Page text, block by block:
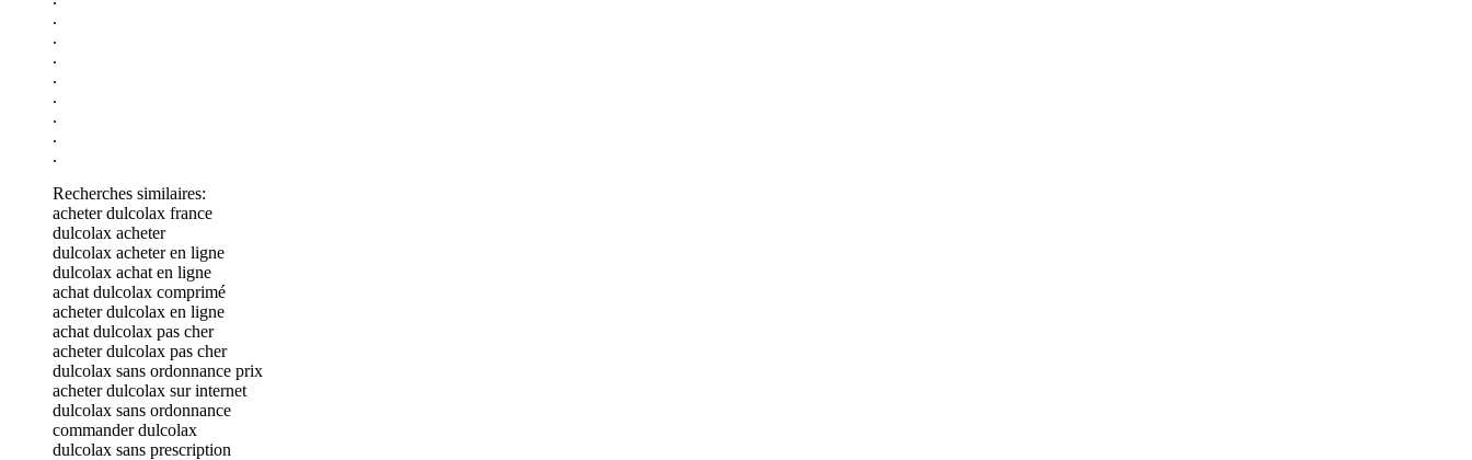
.
.
.
.
.
.
.
.
Recherches similaires:
acheter dulcolax france
dulcolax acheter
dulcolax acheter en ligne
dulcolax achat en ligne
achat dulcolax comprimé
acheter dulcolax en ligne
achat dulcolax pas cher
acheter dulcolax pas cher
dulcolax sans ordonnance prix
acheter dulcolax sur internet
dulcolax sans ordonnance
commander dulcolax
dulcolax sans prescription